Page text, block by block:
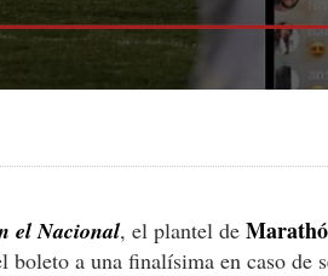
el Nacional, el plantel de
a una finalísima en caso de